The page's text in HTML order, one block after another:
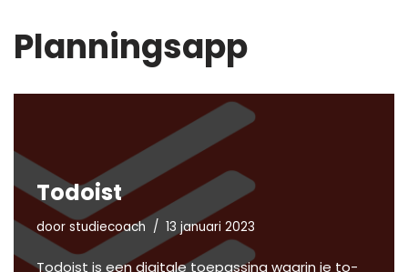
Planningsapp
Todoist
door studiecoach 13 januari 2023
Todoist is een digitale toepassing waarin je to-